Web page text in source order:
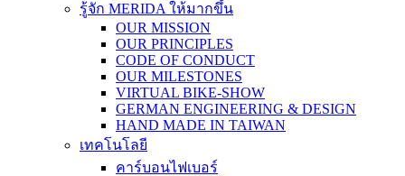
รู้จัก MERIDA ให้มากขึ้น
OUR MISSION
OUR PRINCIPLES
CODE OF CONDUCT
OUR MILESTONES
VIRTUAL BIKE-SHOW
GERMAN ENGINEERING & DESIGN
HAND MADE IN TAIWAN
เทคโนโลยี
คาร์บอนไฟเบอร์